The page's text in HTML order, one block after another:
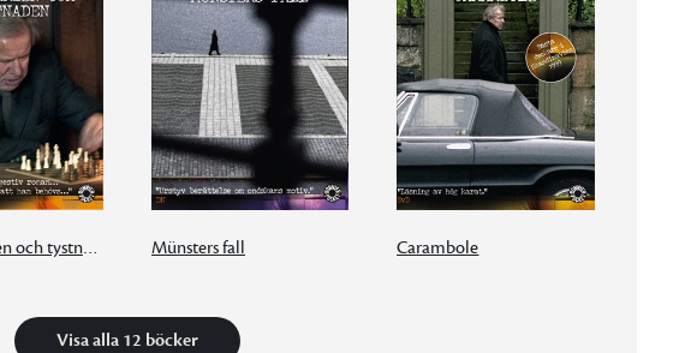
Kommissarien och tystnaden Münsters fall Carambole
Visa alla 12 böcker